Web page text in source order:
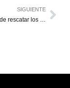
SIGUIENTE
Dramaturgo pide rescatar los festivales de Teatro en Zulia